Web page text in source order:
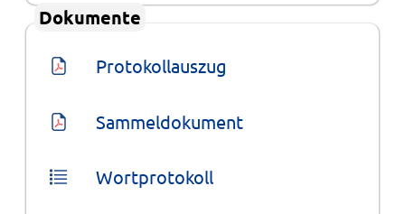
Dokumente
Protokollauszug
Sammeldokument
Wortprotokoll